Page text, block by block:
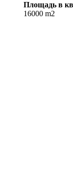
Площадь в
16000 m2